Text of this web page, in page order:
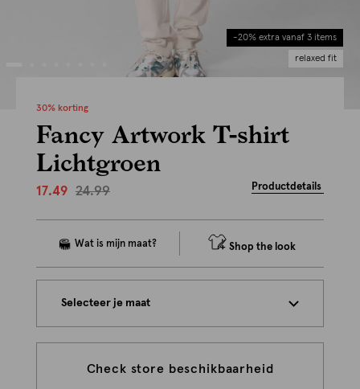
-20% extra vanaf 3 items
relaxed fit
30% korting
Fancy Artwork T-shirt
Lichtgroen
17.49 24.99 Productdetails
Shop the look
Selecteer je maat
Check store beschikbaarheid